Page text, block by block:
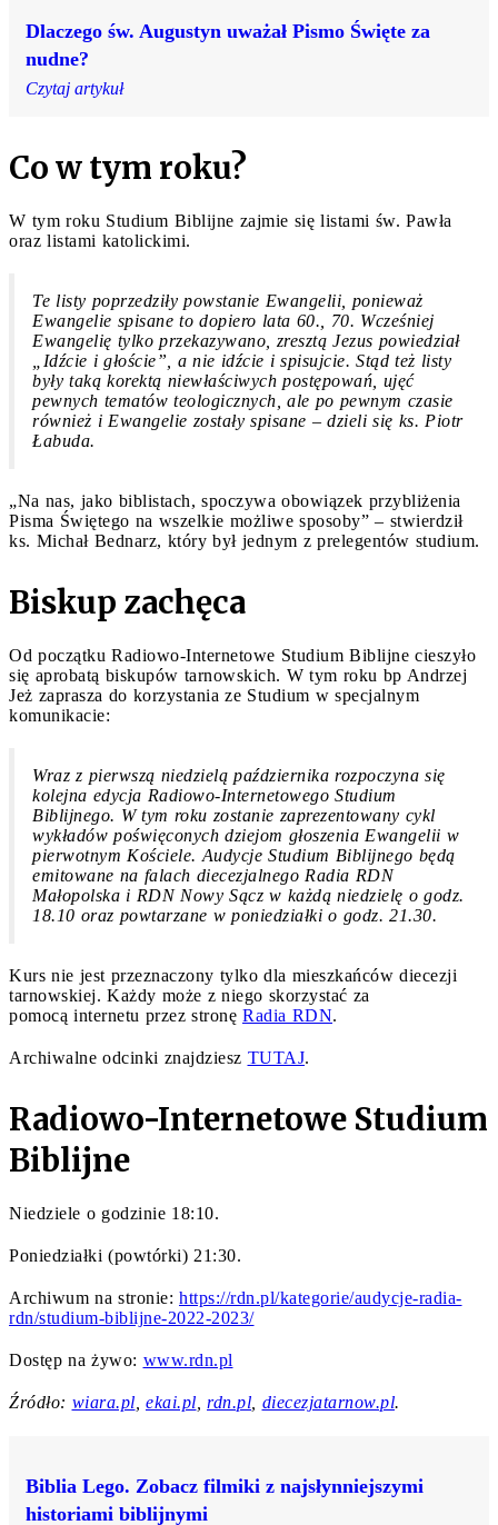
Dlaczego św. Augustyn uważał Pismo Święte za
nudne?
Czytaj artykuł
Co w tym roku?
W tym roku Studium Biblijne zajmie się listami św. Pawła
oraz listami katolickimi.
Te listy poprzedziły powstanie Ewangelii, ponieważ
Ewangelie spisane to dopiero lata 60., 70. Wcześniej
Ewangelię tylko przekazywano, zresztą Jezus powiedział
„Idźcie i głoście”, a nie idźcie i spisujcie. Stąd też listy
były taką korektą niewłaściwych postępowań, ujęć
pewnych tematów teologicznych, ale po pewnym czasie
również i Ewangelie zostały spisane – dzieli się ks. Piotr
Łabuda.
„Na nas, jako biblistach, spoczywa obowiązek przybliżenia
Pisma Świętego na wszelkie możliwe sposoby” – stwierdził
ks. Michał Bednarz, który był jednym z prelegentów studium.
Biskup zachęca
Od początku Radiowo-Internetowe Studium Biblijne cieszyło
się aprobatą biskupów tarnowskich. W tym roku bp Andrzej
Jeż zaprasza do korzystania ze Studium w specjalnym
komunikacie:
Wraz z pierwszą niedzielą października rozpoczyna się
kolejna edycja Radiowo-Internetowego Studium
Biblijnego. W tym roku zostanie zaprezentowany cykl
wykładów poświęconych dziejom głoszenia Ewangelii w
pierwotnym Kościele. Audycje Studium Biblijnego będą
emitowane na falach diecezjalnego Radia RDN
Małopolska i RDN Nowy Sącz w każdą niedzielę o godz.
18.10 oraz powtarzane w poniedziałki o godz. 21.30.
Kurs nie jest przeznaczony tylko dla mieszkańców diecezji
tarnowskiej. Każdy może z niego skorzystać za
pomocą internetu przez stronę Radia RDN.
Archiwalne odcinki znajdziesz TUTAJ.
Radiowo-Internetowe Studium
Biblijne
Niedziele o godzinie 18:10.
Poniedziałki (powtórki) 21:30.
Archiwum na stronie: https://rdn.pl/kategorie/audycje-radia-
rdn/studium-biblijne-2022-2023/
Dostęp na żywo: www.rdn.pl
Źródło: wiara.pl ekai.pl rdn.pl diecezjatarnow.pl.
Biblia Lego. Zobacz filmiki z najsłynniejszymi
historiami biblijnymi